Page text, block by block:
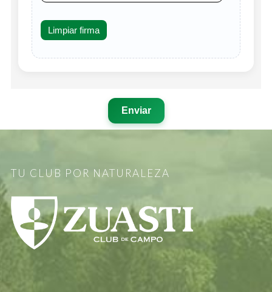
Limpiar firma
Enviar
TU CLUB POR NATURALEZA